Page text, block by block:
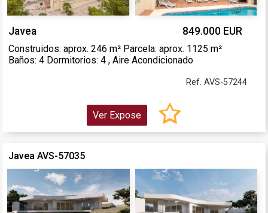
Javea 849.000 EUR
Construidos: aprox. 246 m² Parcela: aprox. 1125 m²
Baños: 4 Dormitorios: 4 , Aire Acondicionado
Ref. AVS-57244
Ver Expose
Javea AVS-57035